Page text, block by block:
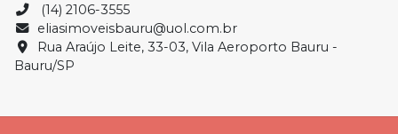
(14) 2106-3555
eliasimoveisbauru@uol.com.br
Rua Araújo Leite, 33-03, Vila Aeroporto Bauru -
Bauru/SP